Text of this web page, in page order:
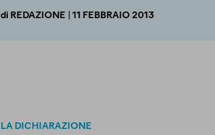
di REDAZIONE | 11 FEBBRAIO 2013
LA DICHIARAZIONE